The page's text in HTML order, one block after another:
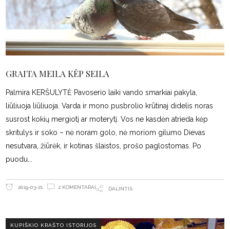
GRAITA MEILA KĖP SEILA
Palmira KERŠULYTĖ Pavoserio laiki vando smarkiai pakyla,
liūliuoja liūliuoja. Varda ir mono pusbrolio krūtinaj didelis noras
susrost kokių mergiotį ar moterytį. Vos ne kasdėn atrieda kėp
skritulys ir soko – nė noram golo, nė moriom gilumo Dievas
nesutvara, žiūrėk, ir kotinas šlaistos, prošo paglostomas. Po
puodu
2019-03-21 2 KOMENTARAI DALINTIS
KUPIŠKIO KRAŠTO ISTORIJOS